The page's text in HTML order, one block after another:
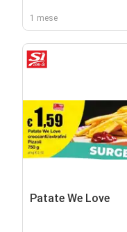
1 mese
Patate We Love